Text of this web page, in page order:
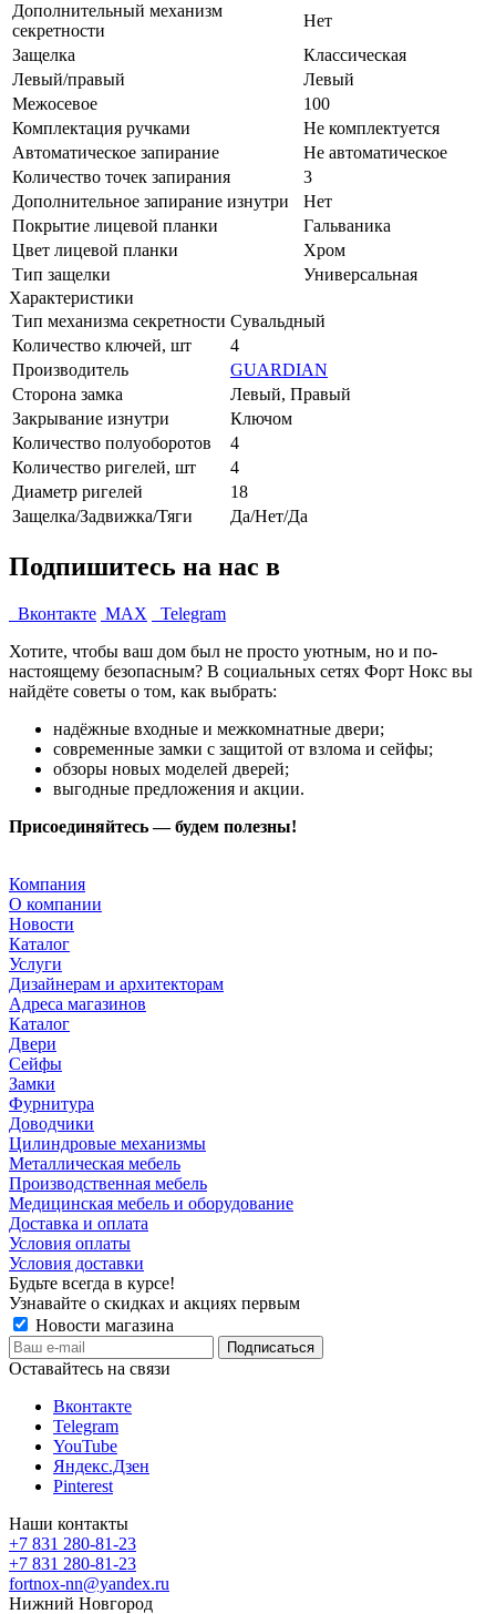
Дополнительный механизм
секретности
Нет
Защелка
Классическая
Левый/правый
Левый
Межосевое
100
Комплектация ручками
Не комплектуется
Автоматическое запирание
Не автоматическое
Количество точек запирания
3
Дополнительное запирание изнутри
Нет
Покрытие лицевой планки
Гальваника
Цвет лицевой планки
Хром
Тип защелки
Универсальная
Характеристики
Тип механизма секретности Сувальдный
Количество ключей, шт
4
Производитель
GUARDIAN
Сторона замка
Левый, Правый
Закрывание изнутри
Ключом
Количество полуоборотов
4
Количество ригелей, шт
4
Диаметр ригелей
18
Защелка/Задвижка/Тяги
Да/Нет/Да
Подпишитесь на нас в
Вконтакте MAX
Telegram
Хотите, чтобы ваш дом был не просто уютным, но и по-
настоящему безопасным? В социальных сетях Форт Нокс вы
найдёте советы о том, как выбрать:
надёжные входные и межкомнатные двери;
современные замки с защитой от взлома и сейфы;
обзоры новых моделей дверей;
выгодные предложения и акции.
Присоединяйтесь — будем полезны!
Компания
О компании
Новости
Каталог
Услуги
Дизайнерам и архитекторам
Адреса магазинов
Каталог
Двери
Сейфы
Замки
Фурнитура
Доводчики
Цилиндровые механизмы
Металлическая мебель
Производственная мебель
Медицинская мебель и оборудование
Доставка и оплата
Условия оплаты
Условия доставки
Будьте всегда в курсе!
Узнавайте о скидках и акциях первым
Новости магазина
Оставайтесь на связи
Вконтакте
Telegram
YouTube
Яндекс.Дзен
Pinterest
Наши контакты
+7 831 280-81-23
+7 831 280-81-23
fortnox-nn@yandex.ru
Нижний Новгород